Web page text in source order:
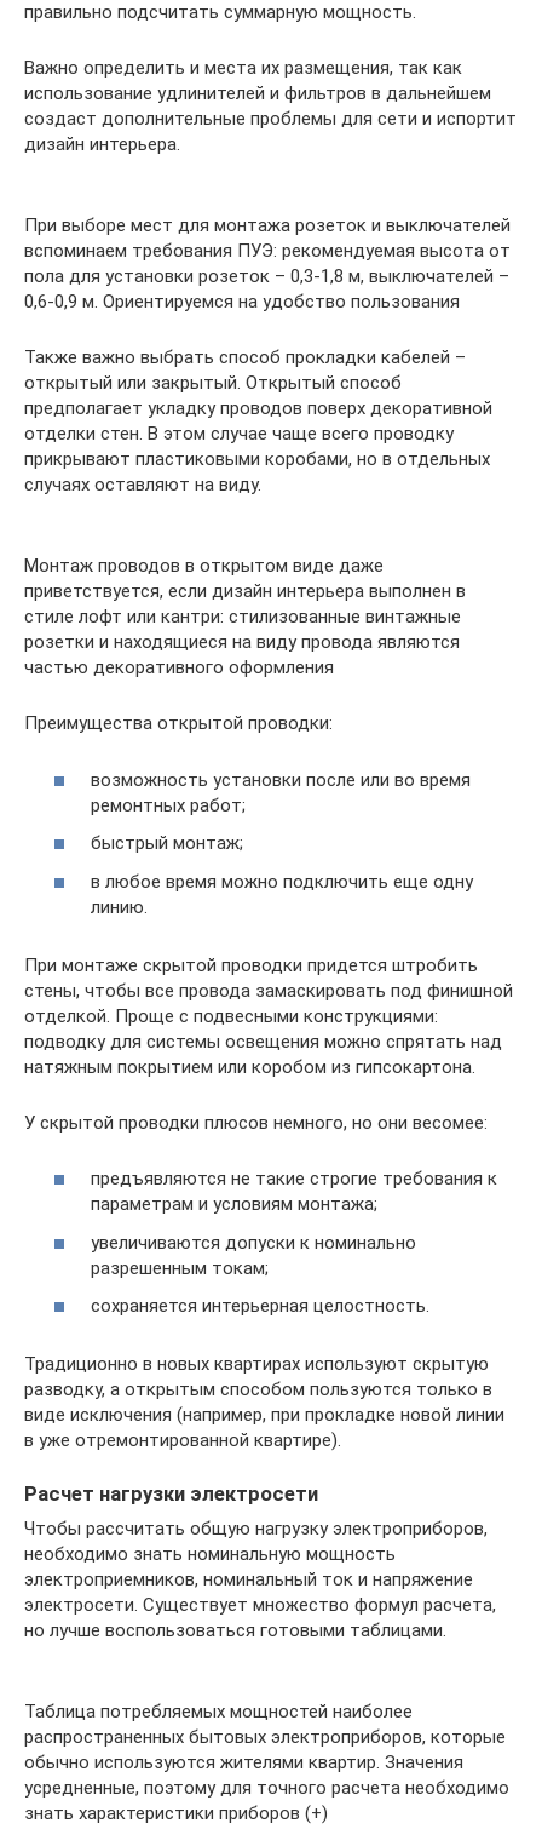
правильно подсчитать суммарную мощность.
Важно определить и места их размещения, так как
использование удлинителей и фильтров в дальнейшем
создаст дополнительные проблемы для сети и испортит
дизайн интерьера.
При выборе мест для монтажа розеток и выключателей
вспоминаем требования ПУЭ: рекомендуемая высота от
пола для установки розеток – 0,3-1,8 м, выключателей –
0,6-0,9 м. Ориентируемся на удобство пользования
Также важно выбрать способ прокладки кабелей –
открытый или закрытый. Открытый способ
предполагает укладку проводов поверх декоративной
отделки стен. В этом случае чаще всего проводку
прикрывают пластиковыми коробами, но в отдельных
случаях оставляют на виду.
Монтаж проводов в открытом виде даже
приветствуется, если дизайн интерьера выполнен в
стиле лофт или кантри: стилизованные винтажные
розетки и находящиеся на виду провода являются
частью декоративного оформления
Преимущества открытой проводки:
возможность установки после или во время
ремонтных работ;
быстрый монтаж;
в любое время можно подключить еще одну
линию.
При монтаже скрытой проводки придется штробить
стены, чтобы все провода замаскировать под финишной
отделкой. Проще с подвесными конструкциями:
подводку для системы освещения можно спрятать над
натяжным покрытием или коробом из гипсокартона.
У скрытой проводки плюсов немного, но они весомее:
предъявляются не такие строгие требования к
параметрам и условиям монтажа;
увеличиваются допуски к номинально
разрешенным токам;
сохраняется интерьерная целостность.
Традиционно в новых квартирах используют скрытую
разводку, а открытым способом пользуются только в
виде исключения (например, при прокладке новой линии
в уже отремонтированной квартире).
Расчет нагрузки электросети
Чтобы рассчитать общую нагрузку электроприборов,
необходимо знать номинальную мощность
электроприемников, номинальный ток и напряжение
электросети. Существует множество формул расчета,
но лучше воспользоваться готовыми таблицами.
Таблица потребляемых мощностей наиболее
распространенных бытовых электроприборов, которые
обычно используются жителями квартир. Значения
усредненные, поэтому для точного расчета необходимо
знать характеристики приборов (+)